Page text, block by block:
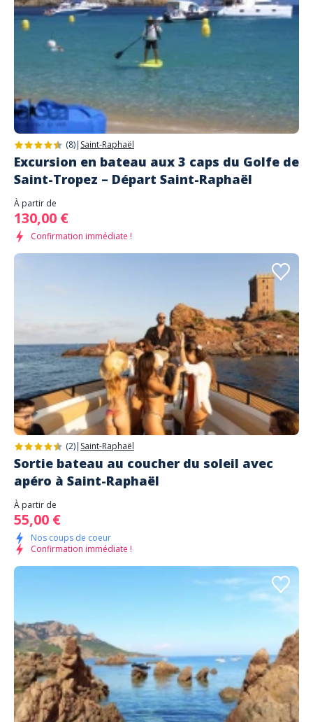
(8)| Saint-Raphaël
Excursion en bateau aux 3 caps du Golfe de
Saint-Tropez – Départ Saint-Raphaël
À partir de
130,00 €
Confirmation immédiate !
(2)| Saint-Raphaël
Sortie bateau au coucher du soleil avec
apéro à Saint-Raphaël
À partir de
55,00 €
Nos coups de coeur
Confirmation immédiate !